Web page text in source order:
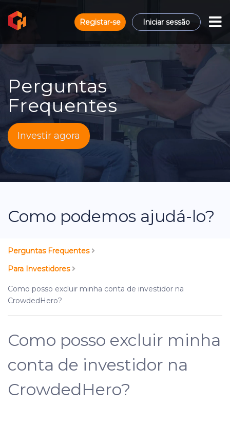
Registar-se Iniciar sessão
Perguntas
Frequentes
Investir agora
Como podemos ajudá-lo?
Perguntas Frequentes
Para Investidores
Como posso excluir minha conta de investidor na
CrowdedHero?
Como posso excluir minha
conta de investidor na
CrowdedHero?